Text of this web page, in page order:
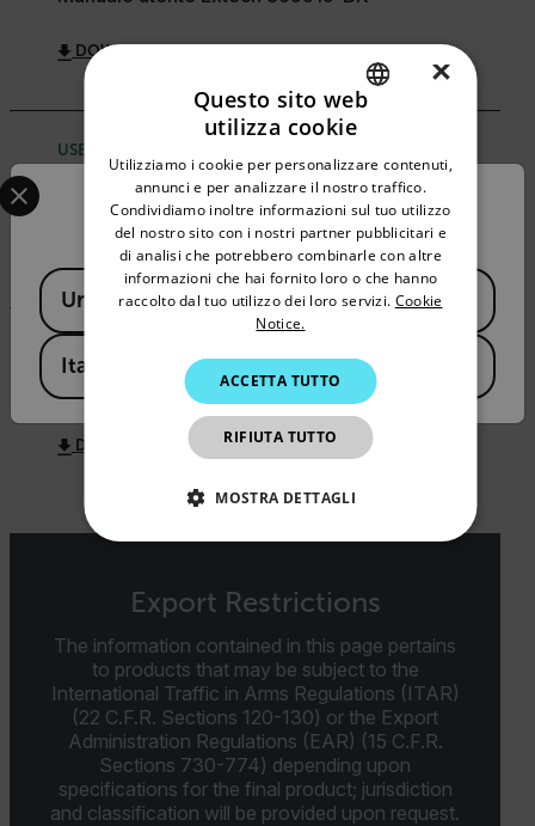
DOWNLOAD
USER MANUAL
Extech 365515-BK User Manual
DOWNLOAD
Extech 365515-BK Datasheet
DOWNLOAD
Export Restrictions
The information contained in this page pertains
to products that may be subject to the
International Traffic in Arms Regulations (ITAR)
(22 C.F.R. Sections 120-130) or the Export
Administration Regulations (EAR) (15 C.F.R.
Sections 730-774) depending upon
specifications for the final product; jurisdiction
and classification will be provided upon request.
Confirm Location
Select your preferred country and language from the
Available Locations
United States
Italy
ENGLISH
FRENCH
SPANISH
PORTUGUESE
KOREAN
JAPANESE
CHINESE
×
Questo sito web
utilizza cookie
Utilizziamo i cookie per personalizzare contenuti,
annunci e per analizzare il nostro traffico.
Condividiamo inoltre informazioni sul tuo utilizzo
del nostro sito con i nostri partner pubblicitari e
di analisi che potrebbero combinarle con altre
informazioni che hai fornito loro o che hanno
raccolto dal tuo utilizzo dei loro servizi. Cookie
Notice.
ACCETTA TUTTO
RIFIUTA TUTTO
MOSTRA DETTAGLI
PERFORMANCE TARGETING
FUNZIONALITÀ
Strettamente necessari
Performance
Targeting
Funzionalità